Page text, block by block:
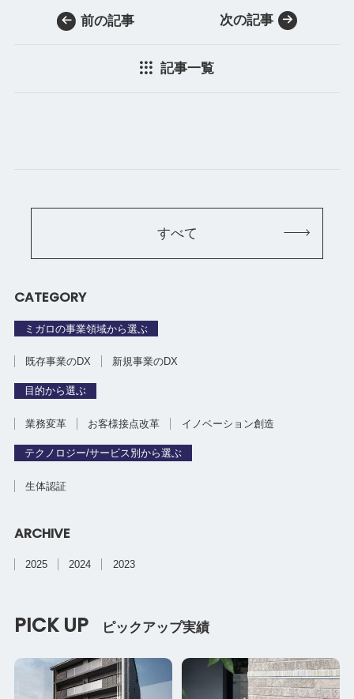
前の記事
記事一覧
次の記事
すべて
CATEGORY
ミガロの事業領域から選ぶ
既存事業のDX 新規事業のDX
目的から選ぶ
業務変革 お客様接点改革 イノベーション創造
テクノロジー/サービス別から選ぶ
生体認証
ARCHIVE
2025 2024 2023
PICK UP ピックアップ実績